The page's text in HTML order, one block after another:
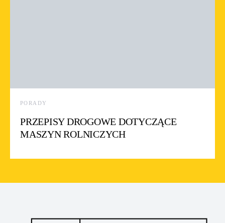
PORADY
PRZEPISY DROGOWE DOTYCZĄCE
MASZYN ROLNICZYCH